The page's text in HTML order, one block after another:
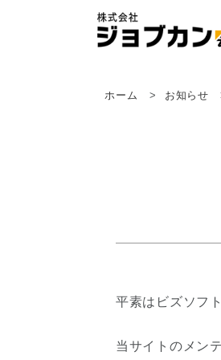
ホーム お知らせ
平素はビズソフ
当サイトのメン